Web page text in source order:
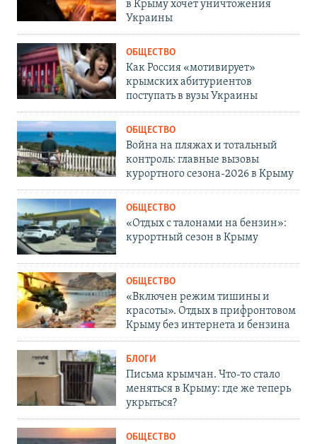
в Крыму хочет уничтожения
Украины
ОБЩЕСТВО
Как Россия «мотивирует»
крымских абитуриентов
поступать в вузы Украины
ОБЩЕСТВО
Война на пляжах и тотальный
контроль: главные вызовы
курортного сезона-2026 в Крыму
ОБЩЕСТВО
«Отдых с талонами на бензин»:
курортный сезон в Крыму
ОБЩЕСТВО
«Включен режим тишины и
красоты». Отдых в прифронтовом
Крыму без интернета и бензина
БЛОГИ
Письма крымчан. Что-то стало
меняться в Крыму: где же теперь
укрыться?
ОБЩЕСТВО